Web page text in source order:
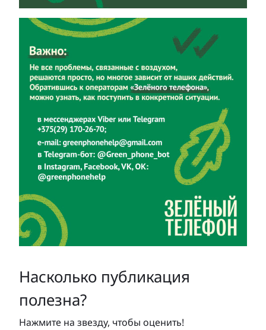
Насколько публикация
полезна?
Нажмите на звезду, чтобы оценить!